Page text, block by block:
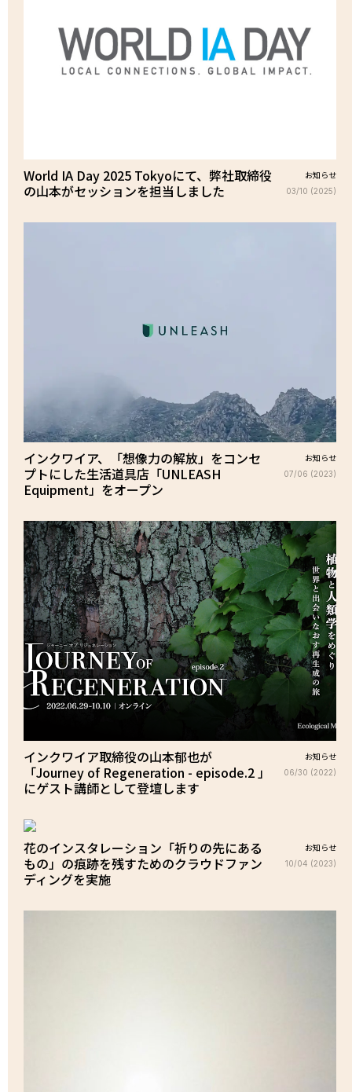
World IA Day 2025 Tokyoにて、弊社取締役
の山本がセッションを担当しました
お知らせ
03/10 (2025)
インクワイア、「想像力の解放」をコンセ
プトにした生活道具店「UNLEASH
Equipment」をオープン
お知らせ
07/06 (2023)
インクワイア取締役の山本郁也が
「Journey of Regeneration - episode.2 」
にゲスト講師として登壇します
お知らせ
06/30 (2022)
花のインスタレーション「祈りの先にある
もの」の痕跡を残すためのクラウドファン
ディングを実施
お知らせ
10/04 (2023)